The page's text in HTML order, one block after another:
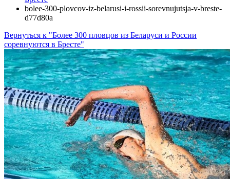
bolee-300-plovcov-iz-belarusi-i-rossii-sorevnujutsja-v-breste-
d77d80a
Вернуться к "Более 300 пловцов из Беларуси и России
соревнуются в Бресте"